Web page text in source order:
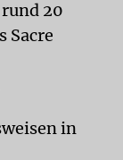
20
Sacre
in